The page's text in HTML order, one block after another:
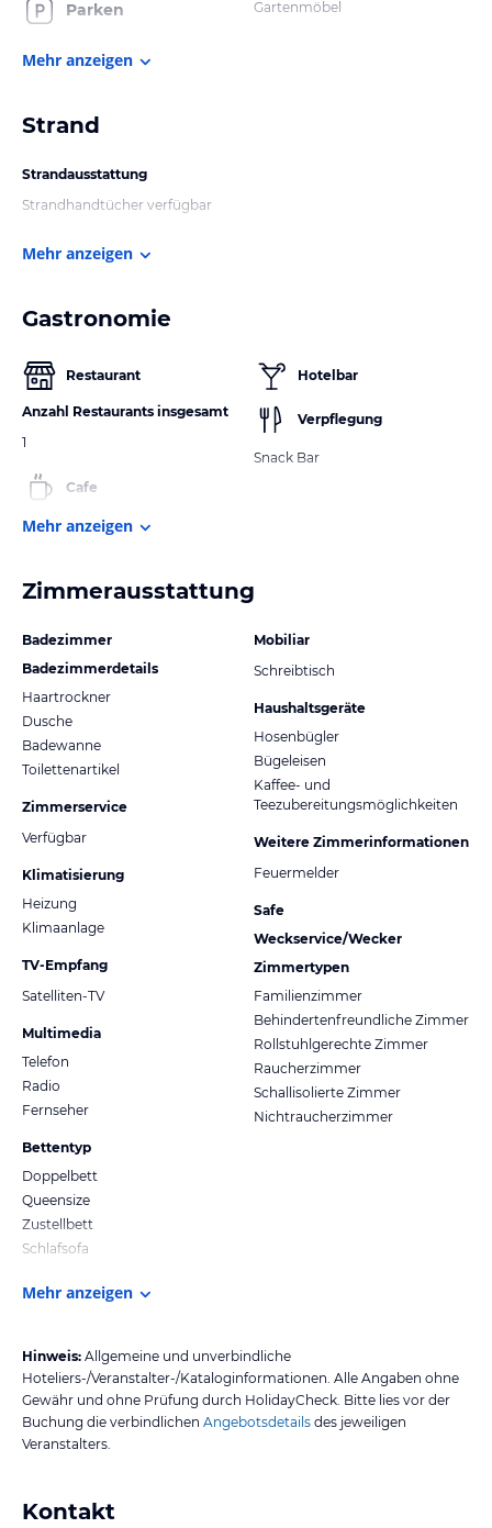
Parken Gartenmöbel
Mehr anzeigen
Strand
Strandausstattung
Strandhandtücher verfügbar
Mehr anzeigen
Gastronomie
Restaurant
Anzahl Restaurants insgesamt
1
Cafe
Hotelbar
Verpflegung
Snack Bar
Mehr anzeigen
Zimmerausstattung
Badezimmer
Badezimmerdetails
Haartrockner
Dusche
Badewanne
Toilettenartikel
Zimmerservice
Verfügbar
Klimatisierung
Heizung
Klimaanlage
TV-Empfang
Satelliten-TV
Multimedia
Telefon
Radio
Fernseher
Bettentyp
Doppelbett
Queensize
Zustellbett
Schlafsofa
Mobiliar
Schreibtisch
Haushaltsgeräte
Hosenbügler
Bügeleisen
Kaffee- und
Teezubereitungsmöglichkeiten
Weitere Zimmerinformationen
Feuermelder
Safe
Weckservice/Wecker
Zimmertypen
Familienzimmer
Behindertenfreundliche Zimmer
Rollstuhlgerechte Zimmer
Raucherzimmer
Schallisolierte Zimmer
Nichtraucherzimmer
Mehr anzeigen
Hinweis: Allgemeine und unverbindliche
Hoteliers-/Veranstalter-/Kataloginformationen. Alle Angaben ohne
Gewähr und ohne Prüfung durch HolidayCheck. Bitte lies vor der
Buchung die verbindlichen Angebotsdetails des jeweiligen
Veranstalters.
Kontakt